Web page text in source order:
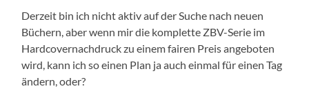
Derzeit bin ich nicht aktiv auf der Suche nach neuen
Büchern, aber wenn mir die komplette ZBV-Serie im
Hardcovernachdruck zu einem fairen Preis angeboten
wird, kann ich so einen Plan ja auch einmal für einen Tag
ändern, oder?